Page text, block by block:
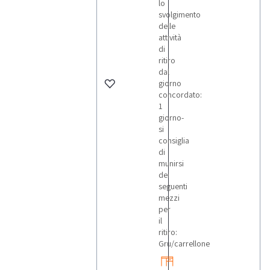
lo
svolgimento
delle
attività
di
ritiro
dal
giorno
concordato:
1
giorno-
si
consiglia
di
munirsi
dei
seguenti
mezzi
per
il
ritiro:
Gru/carrellone